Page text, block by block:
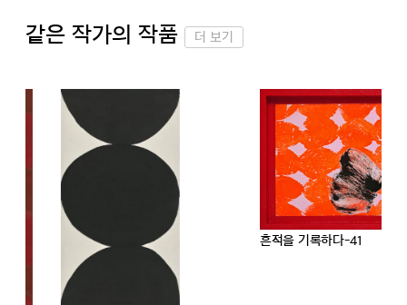
같은 작가의 작품 더 보기
흔적을 기록하다-41